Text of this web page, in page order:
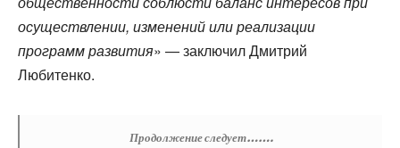
осуществлении, изменений или реализации
программ развития» — заключил Дмитрий
Любитенко.
Продолжение следует…….